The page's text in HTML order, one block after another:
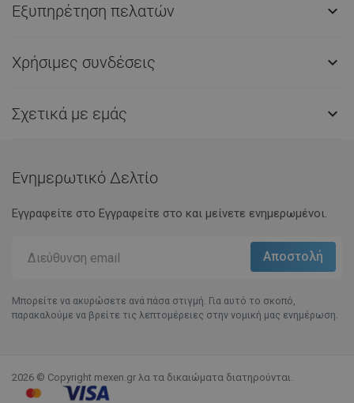
Εξυπηρέτηση πελατών 
Χρήσιμες συνδέσεις 
Σχετικά με εμάς 
Ενημερωτικό Δελτίο
Εγγραφείτε στο Eγγραφείτε στο και μείνετε ενημερωμένοι.
Μπορείτε να ακυρώσετε ανά πάσα στιγμή. Για αυτό το σκοπό,
παρακαλούμε να βρείτε τις λεπτομέρειες στην νομική μας ενημέρωση.
2026 © Copyright mexen.gr λα τα δικαιώματα διατηρούνται.